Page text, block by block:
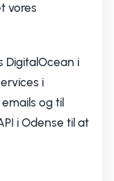
vores
DigitalOcean i
i
og til
i Odense til at